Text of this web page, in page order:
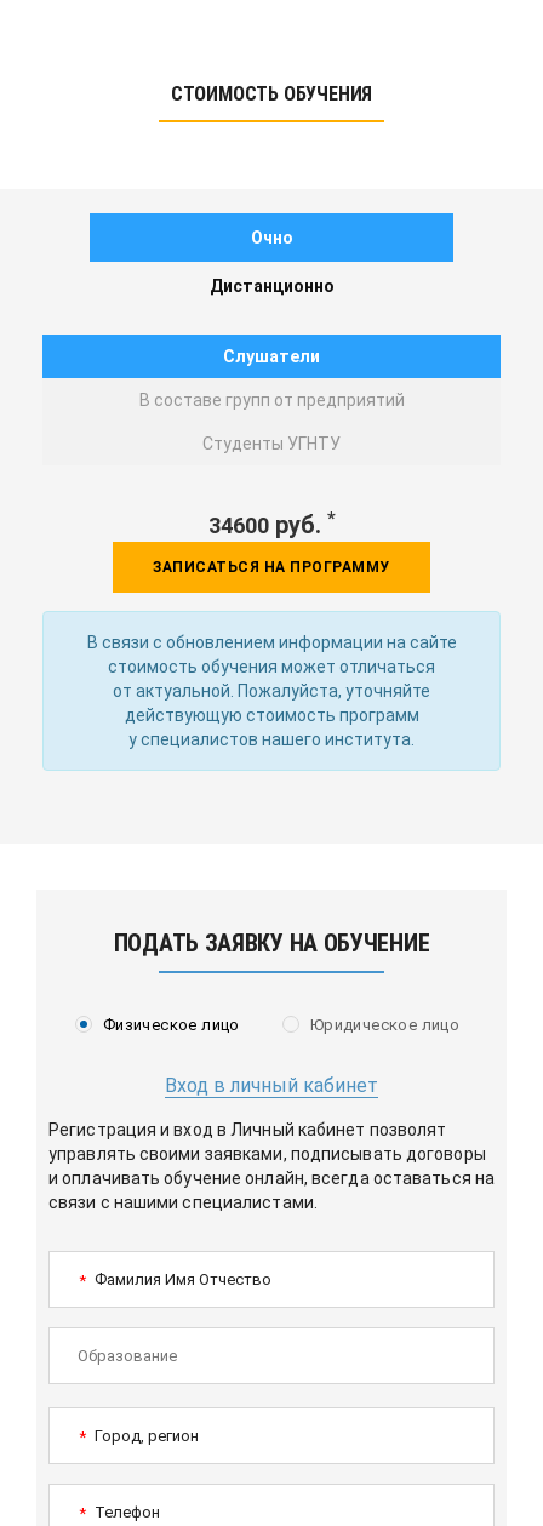
СТОИМОСТЬ ОБУЧЕНИЯ
Очно
Дистанционно
Слушатели
В составе групп от предприятий
Студенты УГНТУ
34600руб. *
ЗАПИСАТЬСЯ НА ПРОГРАММУ
В связи с обновлением информации на сайте
стоимость обучения может отличаться
от актуальной. Пожалуйста, уточняйте
действующую стоимость программ
у специалистов нашего института.
ПОДАТЬ ЗАЯВКУ НА ОБУЧЕНИЕ
Физическое лицо Юридическое лицо
Вход в личный кабинет
Регистрация и вход в Личный кабинет позволят
управлять своими заявками, подписывать договоры
и оплачивать обучение онлайн, всегда оставаться на
связи с нашими специалистами.
* Фамилия Имя Отчество
* Город, регион
* Телефон